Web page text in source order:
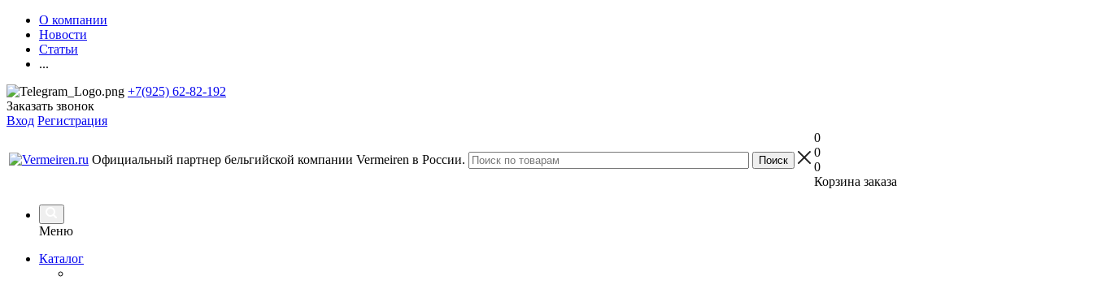
О компании
Новости
Статьи
...
+7(925) 62-82-192
Заказать звонок
Вход Регистрация
Официальный партнер бельгийской компании Vermeiren в России.
0
0
0
Корзина заказа
Меню
Каталог